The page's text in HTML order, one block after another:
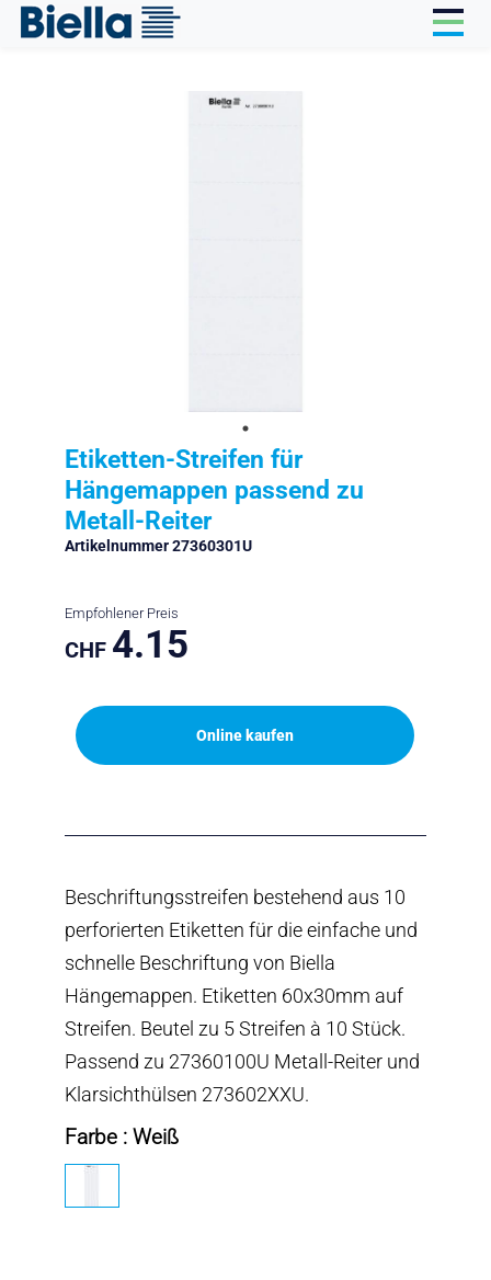
Etiketten-Streifen für
Hängemappen passend zu
Metall-Reiter
Artikelnummer 27360301U
Empfohlener Preis
CHF 4.15
Online kaufen
Beschriftungsstreifen bestehend aus 10
perforierten Etiketten für die einfache und
schnelle Beschriftung von Biella
Hängemappen. Etiketten 60x30mm auf
Streifen. Beutel zu 5 Streifen à 10 Stück.
Passend zu 27360100U Metall-Reiter und
Klarsichthülsen 273602XXU.
Farbe : Weiß
Cookie-Einstellungen